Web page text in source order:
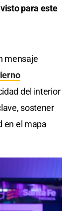
para este
mensaje
del interior
sostener
en el mapa